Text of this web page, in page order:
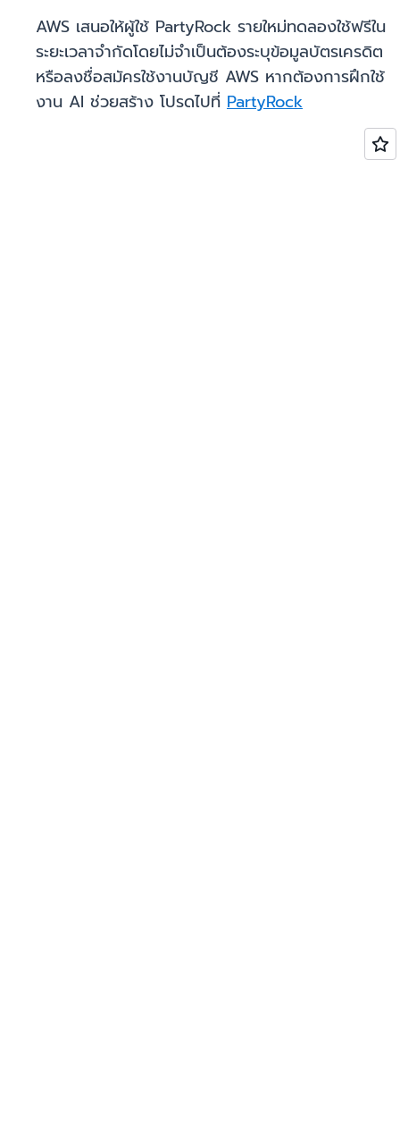
AWS เสนอให้ผู้ใช้ PartyRock รายใหม่ทดลองใช้ฟรีใน
ระยะเวลาจำกัดโดยไม่จำเป็นต้องระบุข้อมูลบัตรเครดิต
หรือลงชื่อสมัครใช้งานบัญชี AWS หากต้องการฝึกใช้
งาน AI ช่วยสร้าง โปรดไปที่ PartyRock